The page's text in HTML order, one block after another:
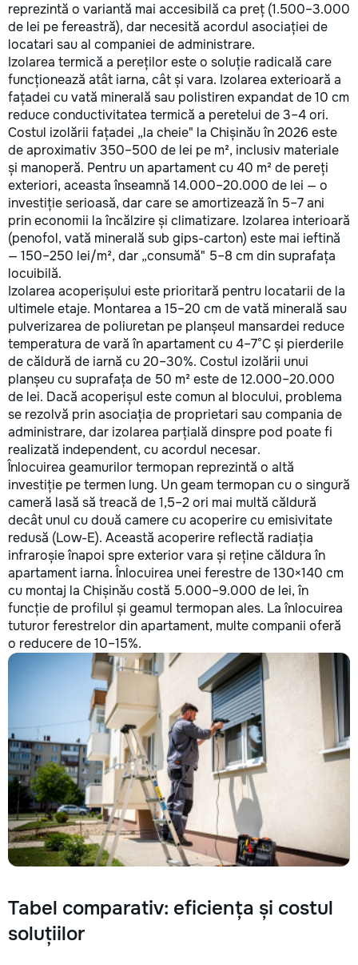
reprezintă o variantă mai accesibilă ca preț (1.500–3.000
de lei pe fereastră), dar necesită acordul asociației de
locatari sau al companiei de administrare.
Izolarea termică a pereților este o soluție radicală care
funcționează atât iarna, cât și vara. Izolarea exterioară a
fațadei cu vată minerală sau polistiren expandat de 10 cm
reduce conductivitatea termică a peretelui de 3–4 ori.
Costul izolării fațadei „la cheie" la Chișinău în 2026 este
de aproximativ 350–500 de lei pe m², inclusiv materiale
și manoperă. Pentru un apartament cu 40 m² de pereți
exteriori, aceasta înseamnă 14.000–20.000 de lei — o
investiție serioasă, dar care se amortizează în 5–7 ani
prin economii la încălzire și climatizare. Izolarea interioară
(penofol, vată minerală sub gips-carton) este mai ieftină
— 150–250 lei/m², dar „consumă" 5–8 cm din suprafața
locuibilă.
Izolarea acoperișului este prioritară pentru locatarii de la
ultimele etaje. Montarea a 15–20 cm de vată minerală sau
pulverizarea de poliuretan pe planșeul mansardei reduce
temperatura de vară în apartament cu 4–7°C și pierderile
de căldură de iarnă cu 20–30%. Costul izolării unui
planșeu cu suprafața de 50 m² este de 12.000–20.000
de lei. Dacă acoperișul este comun al blocului, problema
se rezolvă prin asociația de proprietari sau compania de
administrare, dar izolarea parțială dinspre pod poate fi
realizată independent, cu acordul necesar.
Înlocuirea geamurilor termopan reprezintă o altă
investiție pe termen lung. Un geam termopan cu o singură
cameră lasă să treacă de 1,5–2 ori mai multă căldură
decât unul cu două camere cu acoperire cu emisivitate
redusă (Low-E). Această acoperire reflectă radiația
infraroșie înapoi spre exterior vara și reține căldura în
apartament iarna. Înlocuirea unei ferestre de 130×140 cm
cu montaj la Chișinău costă 5.000–9.000 de lei, în
funcție de profilul și geamul termopan ales. La înlocuirea
tuturor ferestrelor din apartament, multe companii oferă
o reducere de 10–15%.
Tabel comparativ: eficiența și costul
soluțiilor